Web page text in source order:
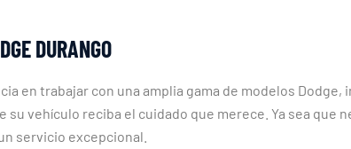
DURANGO
en trabajar con una amplia gama de modelos Dodge,
vehículo reciba el cuidado que merece. Ya sea que
servicio excepcional.